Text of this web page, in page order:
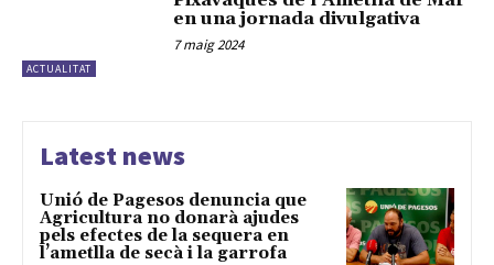
ACTUALITAT
en una jornada divulgativa
7 maig 2024
Latest news
Unió de Pagesos denuncia que
Agricultura no donarà ajudes
pels efectes de la sequera en
l’ametlla de secà i la garrofa